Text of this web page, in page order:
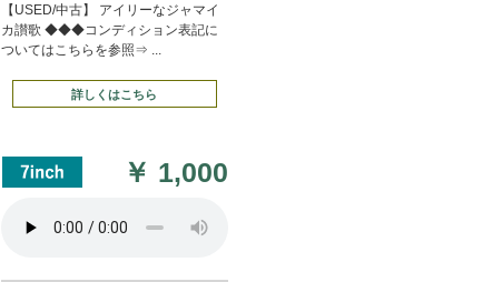
【USED/中古】 アイリーなジャマイ
カ讃歌 ◆◆◆コンディション表記に
ついてはこちらを参照⇒ ...
詳しくはこちら
￥ 1,000